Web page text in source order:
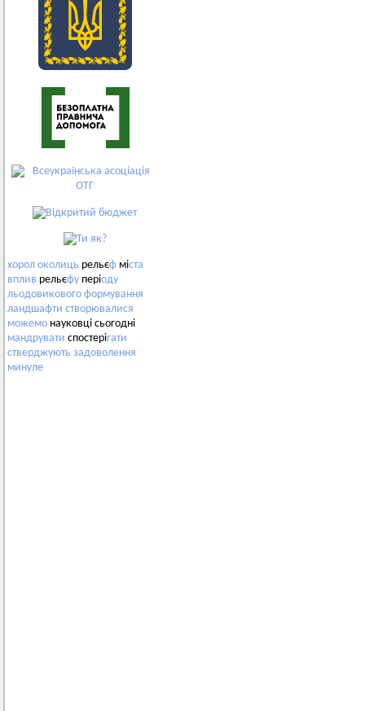
хорол околиць рельєф міста
вплив рельєфу періоду
льодовикового формування
ландшафти створювалися
можемо науковці сьогодні
мандрувати спостерігати
стверджують задоволення
минуле